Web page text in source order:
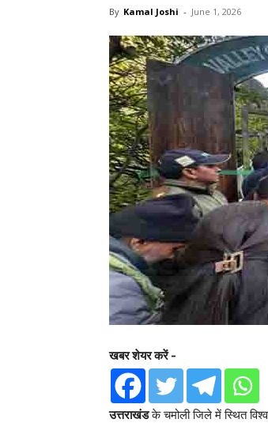
By Kamal Joshi - June 1, 2026
खबर शेयर करें -
उत्तराखंडके चमोली जिले में स्थित